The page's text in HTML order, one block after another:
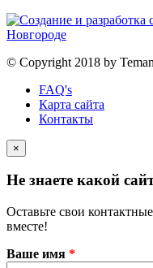
© Copyright 2018 by
FAQ's
Карта сайта
Контакты
×
Не знаете какой
Оставьте свои
вместе!
Ваше имя *